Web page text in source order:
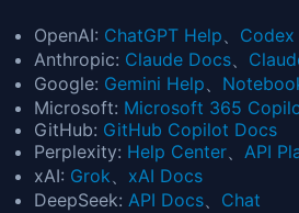
OpenAI: ChatGPT Help、
Anthropic: Claude Docs、
Google: Gemini Help、
Microsoft: Microsoft 365
GitHub: GitHub Copilot Docs
Perplexity: Help Center、API
xAI: Grok、 xAI Docs
DeepSeek:API Docs、 Chat